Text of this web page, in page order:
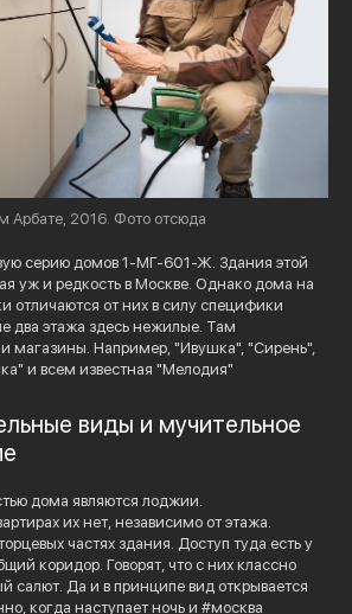
2016. Фото отсюда
серию домов 1-МГ-601-Ж. Здания этой
уж и редкость в Москве. Однако дома на
отличаются от них в силу специфики
два этажа здесь нежилые. Там
магазины. Например, "Ивушка", "Сирень",
и всем известная "Мелодия"
виды и мучительное
дома являются лоджии.
их нет, независимо от этажа.
частях здания. Доступ туда есть у
коридор. Говорят, что с них классно
салют. Да и в принципе вид открывается
когда наступает ночь и #москва